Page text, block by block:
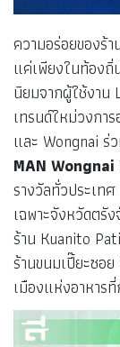
ความอร่อยของร้
แค่เพียงในท้องถิ่
นิยมจากผู้ใช้งาน
เทรนด์ใหม่วงกา
และ Wongnai ร่
MAN
รางวัลทั่วประเท
เฉพาะจังหวัดตรั
ร้าน Kuanito
ร้านขนมเปี๊ยะซอ
เมืองแห่งอาหาร